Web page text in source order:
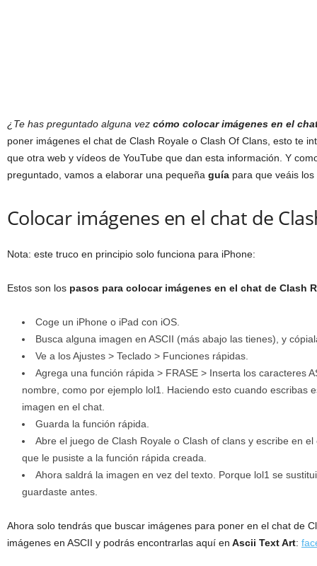
¿Te has preguntado alguna vez cómo colocar imágenes en el
poner imágenes el chat de Clash Royale o Clash Of Clans, esto te
que otra web y vídeos de YouTube que dan esta información. Y
preguntado, vamos a elaborar una pequeña guía para que veáis
Colocar imágenes en el chat de
Nota: este truco en principio solo funciona para iPhone:
Estos son los pasos para colocar imágenes en el chat de Clash
Coge un iPhone o iPad con iOS.
Busca alguna imagen en ASCII (más abajo las tienes), y
Ve a los Ajustes > Teclado > Funciones rápidas.
Agrega una función rápida > FRASE > Inserta los caracteres
nombre, como por ejemplo lol1. Haciendo esto cuando escribas
imagen en el chat.
Guarda la función rápida.
Abre el juego de Clash Royale o Clash of clans y escribe en
que le pusiste a la función rápida creada.
Ahora saldrá la imagen en vez del texto. Porque lol1 se
guardaste antes.
Ahora solo tendrás que buscar imágenes para poner en el chat de
imágenes en ASCII y podrás encontrarlas aquí en Ascii Text Art: